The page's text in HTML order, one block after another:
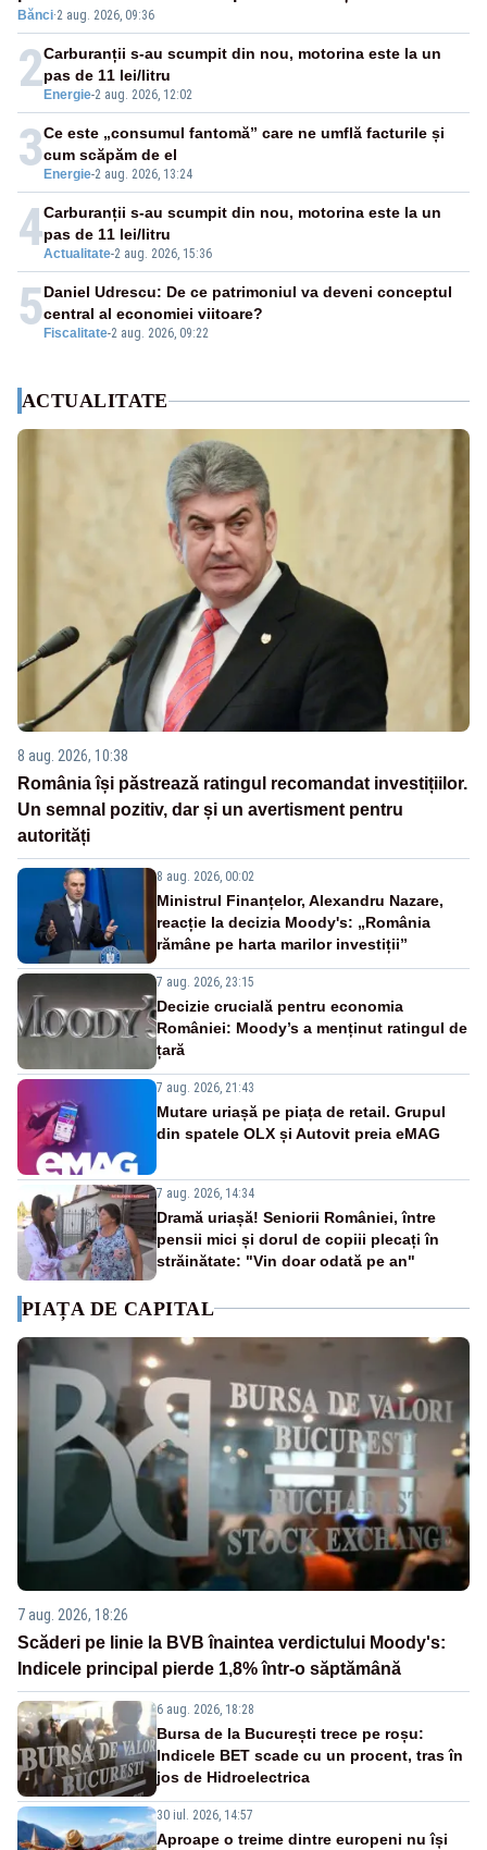
pensii
Bănci·2 aug. 2026, 09:36
2 Energie-2 aug. 2026, 12:02
Carburanții s-au scumpit din nou, motorina este la un
pas de 11 lei/litru
3 Energie-2 aug. 2026, 13:24
Ce este „consumul fantomă” care ne umflă facturile și
cum scăpăm de el
4Actualitate-2 aug. 2026, 15:36
Carburanții s-au scumpit din nou, motorina este la un
pas de 11 lei/litru
5 Fiscalitate-2 aug. 2026, 09:22
Daniel Udrescu: De ce patrimoniul va deveni conceptul
central al economiei viitoare?
ACTUALITATE
8 aug. 2026, 10:38
România își păstrează ratingul recomandat investițiilor.
Un semnal pozitiv, dar și un avertisment pentru
autorități
8 aug. 2026, 00:02
Ministrul Finanțelor, Alexandru Nazare,
reacție la decizia Moody's: „România
rămâne pe harta marilor investiții”
7 aug. 2026, 23:15
Decizie crucială pentru economia
României: Moody’s a menținut ratingul de
țară
7 aug. 2026, 21:43
Mutare uriașă pe piața de retail. Grupul
din spatele OLX și Autovit preia eMAG
7 aug. 2026, 14:34
Dramă uriașă! Seniorii României, între
pensii mici și dorul de copiii plecați în
străinătate: "Vin doar odată pe an"
PIAȚA DE CAPITAL
7 aug. 2026, 18:26
Scăderi pe linie la BVB înaintea verdictului Moody's:
Indicele principal pierde 1,8% într-o săptămână
6 aug. 2026, 18:28
Bursa de la București trece pe roșu:
Indicele BET scade cu un procent, tras în
jos de Hidroelectrica
30 iul. 2026, 14:57
Aproape o treime dintre europeni nu își